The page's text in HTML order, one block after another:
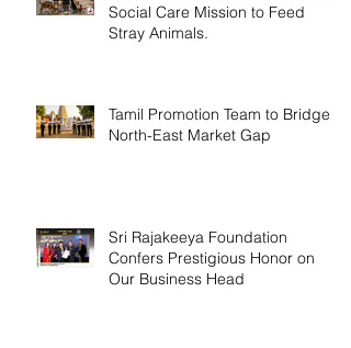
Social Care Mission to Feed
Stray Animals.
Tamil Promotion Team to Bridge
North-East Market Gap
Sri Rajakeeya Foundation
Confers Prestigious Honor on
Our Business Head